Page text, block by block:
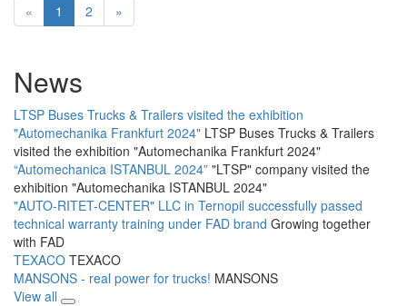
« 1 2 »
News
LTSP Buses Trucks & Trailers visited the exhibition
"Automechanika Frankfurt 2024" LTSP Buses Trucks & Trailers
visited the exhibition "Automechanika Frankfurt 2024"
“Automechanica ISTANBUL 2024” "LTSP" company visited the
exhibition "Automechanika ISTANBUL 2024"
"AUTO-RITET-CENTER" LLC in Ternopil successfully passed
technical warranty training under FAD brand Growing together
with FAD
TEXACO TEXACO
MANSONS - real power for trucks! MANSONS
View all